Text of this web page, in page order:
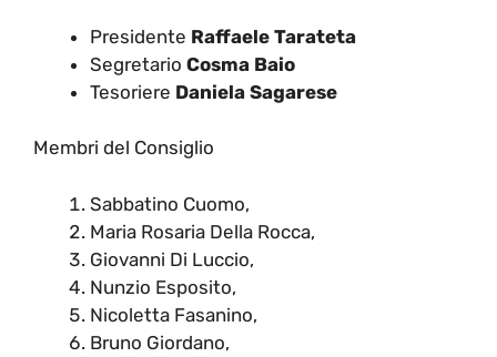
Presidente Raffaele Tarateta
Segretario Cosma Baio
Tesoriere Daniela Sagarese
Membri del Consiglio
Sabbatino Cuomo,
Maria Rosaria Della Rocca,
Giovanni Di Luccio,
Nunzio Esposito,
Nicoletta Fasanino,
Bruno Giordano,